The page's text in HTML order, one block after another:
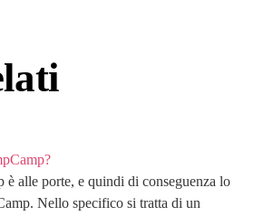
è alle porte, e quindi di conseguenza lo
Nello specifico si tratta di un